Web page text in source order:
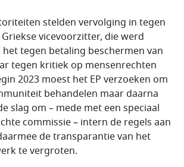
stelden vervolging in tegen
vicevoorzitter, die werd
tegen betaling beschermen van
tegen kritiek op mensenrechten
2023 moest het EP verzoeken om
behandelen maar daarna
slag om – mede met een speciaal
commissie – intern de regels aan
de transparantie van het
te vergroten.